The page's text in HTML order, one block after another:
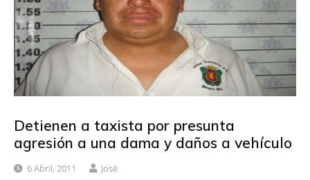
Detienen a taxista por presunta
agresión a una dama y daños a vehículo
6 Abril, 2011 José